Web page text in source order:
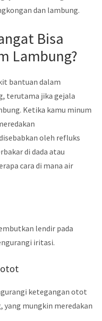
dan lambung.
Bisa
Lambung?
bantuan dalam
terutama jika gejala
Ketika kamu minum
oleh refluks
di dada atau
cara di mana air
lendir pada
iritasi.
otot
ketegangan otot
yang mungkin meredakan